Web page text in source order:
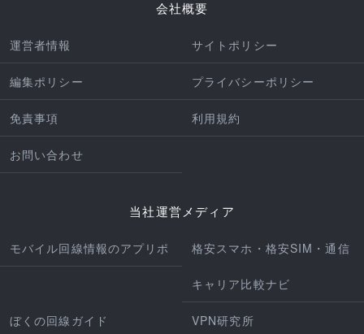
会社概要
運営者情報 サイトポリシー
編集ポリシー プライバシーポリシー
免責事項 利用規約
お問い合わせ
当社運営メディア
モバイル回線情報のアプリポ 格安スマホ・格安SIM・通信
キャリア比較ナビ
ぼくの回線ガイド VPN研究所